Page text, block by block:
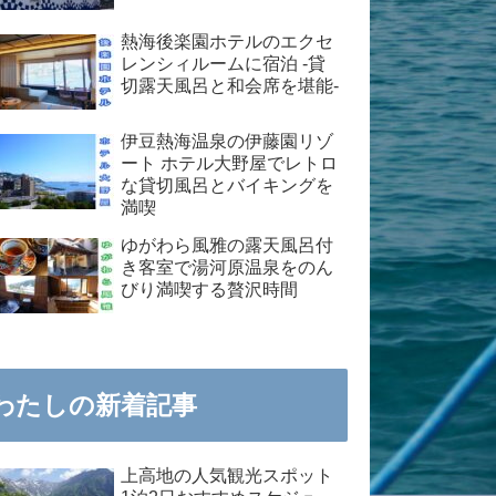
熱海後楽園ホテルのエクセ
レンシィルームに宿泊 -貸
切露天風呂と和会席を堪能-
伊豆熱海温泉の伊藤園リゾ
ート ホテル大野屋でレトロ
な貸切風呂とバイキングを
満喫
ゆがわら風雅の露天風呂付
き客室で湯河原温泉をのん
びり満喫する贅沢時間
たしの新着記事
上高地の人気観光スポット